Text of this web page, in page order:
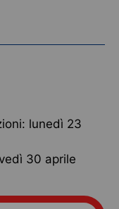
lunedì 23
30 aprile